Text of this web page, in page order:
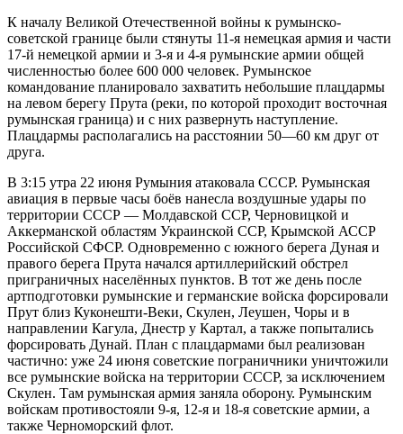
К началу Великой Отечественной войны к румынско-
советской границе были стянуты 11-я немецкая армия и части
17-й немецкой армии и 3-я и 4-я румынские армии общей
численностью более 600 000 человек. Румынское
командование планировало захватить небольшие плацдармы
на левом берегу Прута (реки, по которой проходит восточная
румынская граница) и с них развернуть наступление.
Плацдармы располагались на расстоянии 50—60 км друг от
друга.
В 3:15 утра 22 июня Румыния атаковала СССР. Румынская
авиация в первые часы боёв нанесла воздушные удары по
территории СССР — Молдавской ССР, Черновицкой и
Аккерманской областям Украинской ССР, Крымской АССР
Российской СФСР. Одновременно с южного берега Дуная и
правого берега Прута начался артиллерийский обстрел
приграничных населённых пунктов. В тот же день после
артподготовки румынские и германские войска форсировали
Прут близ Куконешти-Веки, Скулен, Леушен, Чоры и в
направлении Кагула, Днестр у Картал, а также попытались
форсировать Дунай. План с плацдармами был реализован
частично: уже 24 июня советские пограничники уничтожили
все румынские войска на территории СССР, за исключением
Скулен. Там румынская армия заняла оборону. Румынским
войскам противостояли 9-я, 12-я и 18-я советские армии, а
также Черноморский флот.